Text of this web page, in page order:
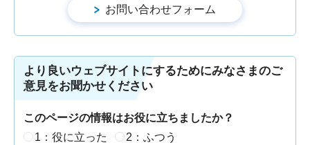
より良いウェブサイトにするためにみなさまのご
意見をお聞かせください
このページの情報はお役に立ちましたか？
1：役に立った
2：ふつう